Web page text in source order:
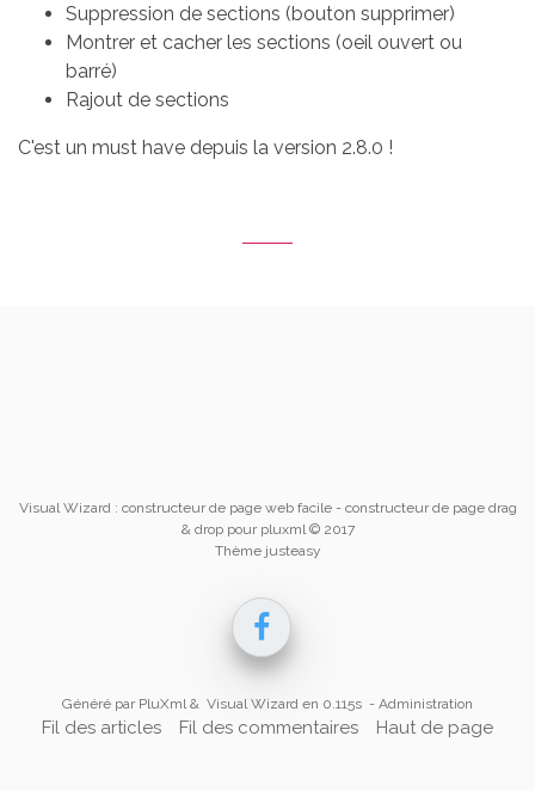
Suppression de sections (bouton supprimer)
Montrer et cacher les sections (oeil ouvert ou
barré)
Rajout de sections
C'est un must have depuis la version 2.8.0 !
Visual Wizard : constructeur de page web facile- constructeur de page drag
& drop pour pluxml © 2017
Thème justeasy
Généré par PluXml & Visual Wizard en 0.115s - Administration
Fil des articles Fil des commentaires Haut de page